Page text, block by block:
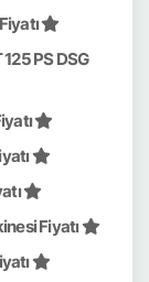
PS DSG
Fiyatı